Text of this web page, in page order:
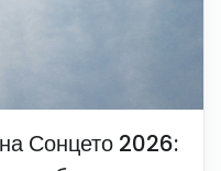
Сонцето 2026: